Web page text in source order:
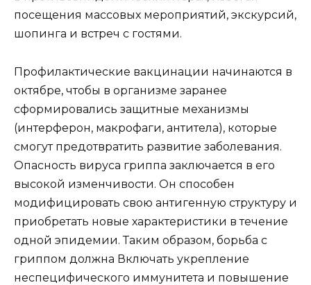
посещения массовых мероприятий, экскурсий,
шопинга и встреч с гостями.
Профилактические вакцинации начинаются в
октябре, чтобы в организме заранее
сформировались защитные механизмы
(интерферон, макрофаги, антитела), которые
смогут предотвратить развитие заболевания.
Опасность вируса гриппа заключается в его
высокой изменчивости. Он способен
модифицировать свою антигенную структуру и
приобретать новые характеристики в течение
одной эпидемии. Таким образом, борьба с
гриппом должна Включать укрепление
неспецифического иммунитета и повышение